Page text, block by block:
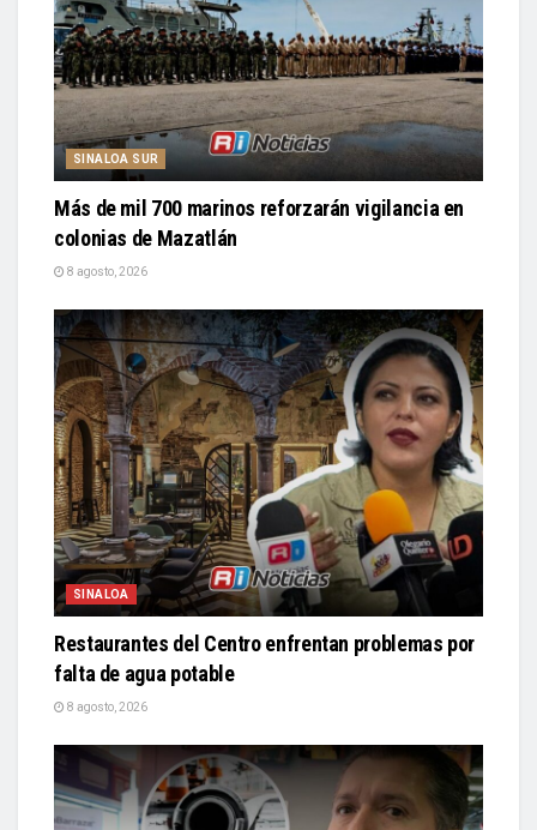
SINALOA SUR
Más de mil 700 marinos reforzarán vigilancia en
colonias de Mazatlán
8 agosto, 2026
SINALOA
Restaurantes del Centro enfrentan problemas por
falta de agua potable
8 agosto, 2026